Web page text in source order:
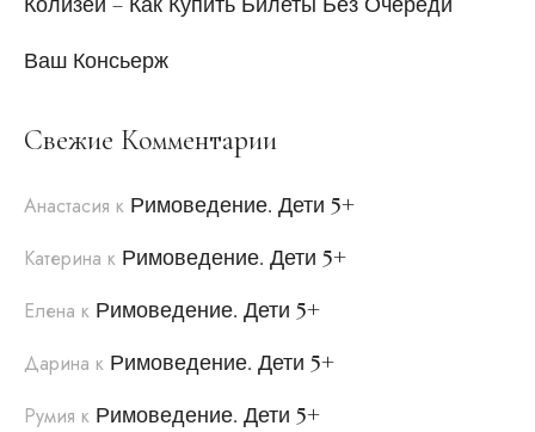
Ваш Консьерж
Свежие Комментарии
Анастасия к Римоведение. Дети 5+
Катерина к Римоведение. Дети 5+
Елена к Римоведение. Дети 5+
Дарина к Римоведение. Дети 5+
Румия к Римоведение. Дети 5+